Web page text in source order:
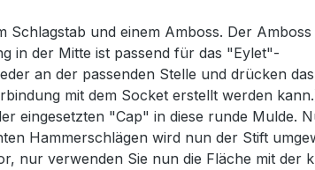
und einem Amboss. Der
in der Mitte ist passend für das "Eylet"-
an der passenden Stelle und drücken
mit dem Socket erstellt werden
eingesetzten "Cap" in diese runde
Hammerschlägen wird nun der Stift
nur verwenden Sie nun die Fläche mit der